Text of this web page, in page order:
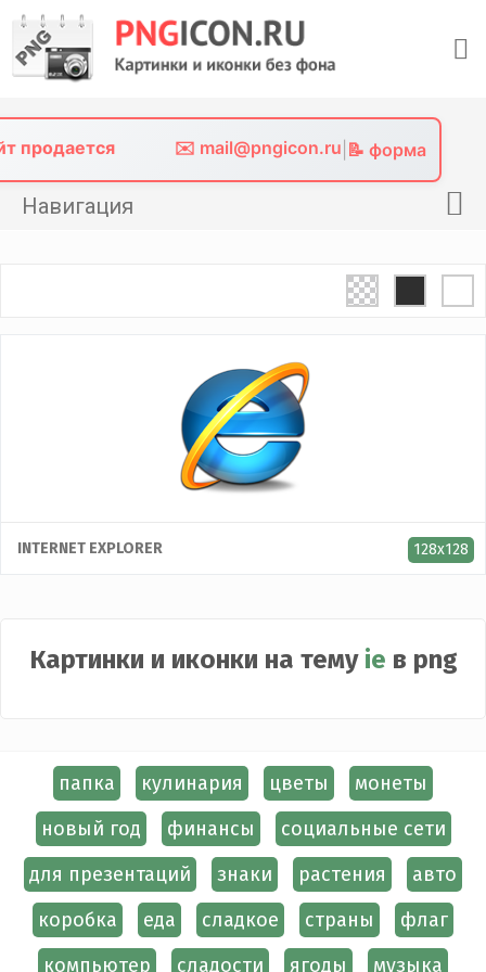
content
продается ✉️ mail@pngicon.ru 📝 форма
Навигация
INTERNET EXPLORER 128x128
Картинки и иконки на тему ie в png
папка кулинария цветы
монеты
новый год
финансы
социальные сети
для презентаций
знаки растения
авто
коробка
еда сладкое страны
флаг
компьютер
сладости ягоды музыка